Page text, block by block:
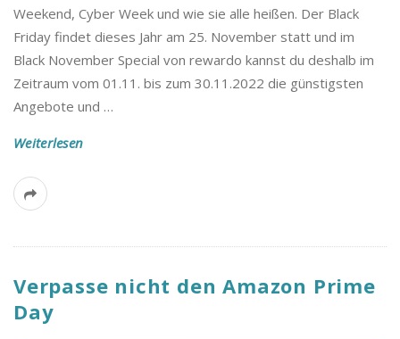
Weekend, Cyber Week und wie sie alle heißen. Der Black
Friday findet dieses Jahr am 25. November statt und im
Black November Special von rewardo kannst du deshalb im
Zeitraum vom 01.11. bis zum 30.11.2022 die günstigsten
Angebote und …
Weiterlesen
Verpasse nicht den Amazon Prime
Day